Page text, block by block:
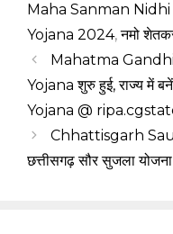
Maha Sanman Nidhi
Yojana 2024,नमो
Mahatma
Yojana शुरु हुई, राज्य
Yojana @
Chhattisgarh
छत्तीसगढ़ सौर सुजला